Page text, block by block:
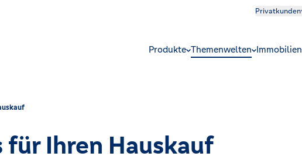
Privatkunden
Produkte Themenwelten Immobilien
für Ihren Hauskauf